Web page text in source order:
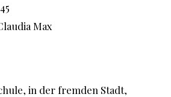
Max
in der fremden Stadt,